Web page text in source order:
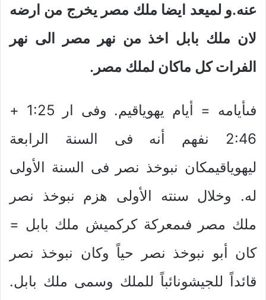
عنه.و لميعد ايضا ملك مصر يخرج من ارضه
لان ملك بابل اخذ من نهر مصر الى نهر
الفرات كل ماكان لملك مصر.
فىأيامه = أيام يهوياقيم. وفى ار 1:25 +
2:46 نفهم أنه فى السنة الرابعة
ليهوياقيمكان نبوخذ نصر فى السنة الأولى
له. وخلال سنته الأولى هزم نبوخذ نصر
ملك مصر فىمعركة كركميش ملك بابل =
كان أبو نبوخذ نصر حياً وكان نبوخذ نصر
قائداً للجيشونائباً للملك وسمى ملك بابل.